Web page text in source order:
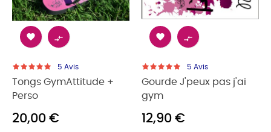
 
5 Avis
Tongs GymAttitude +
Perso
20,00 €
 
5 Avis
Gourde J'peux pas j'ai
gym
12,90 €